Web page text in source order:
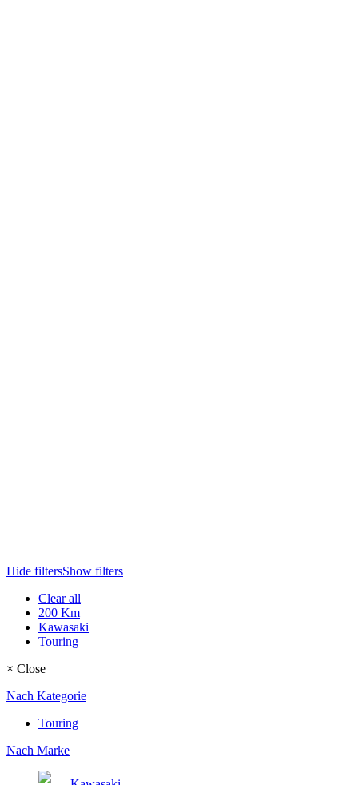
Hide filtersShow filters
Clear all
200 Km
Kawasaki
Touring
× Close
Nach Kategorie
Touring
Nach Marke